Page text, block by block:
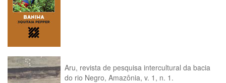
Aru, revista de pesquisa intercultural da bacia
do rio Negro, Amazônia, v. 1, n. 1.